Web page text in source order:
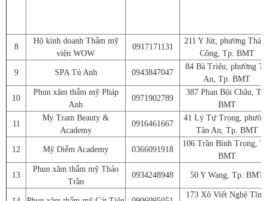
8
Hộ kinh doanh Thẩm mỹ
viện WOW
0917171131
211 Y Jút, phường
Công, Tp. BMT
9 SPA Tú Anh 0943847047
84 Bà Triệu, phường
An, Tp. BMT
10
Phun xăm thẩm mỹ Pháp
Anh
0971902789
387 Phan Bội Châu,
BMT
11
My Tram Beauty &
Academy
0916461667
41 Lý Tự Trọng,
Tân An, Tp. BMT
12 Mỹ Diễm Academy 0366091918
106 Trần Bình Trọng,
BMT
13
Phun xăm thẩm mỹ Thảo
Trần
0934248948 50 Y Wang, Tp. BMT
173 Xô Viết Nghệ